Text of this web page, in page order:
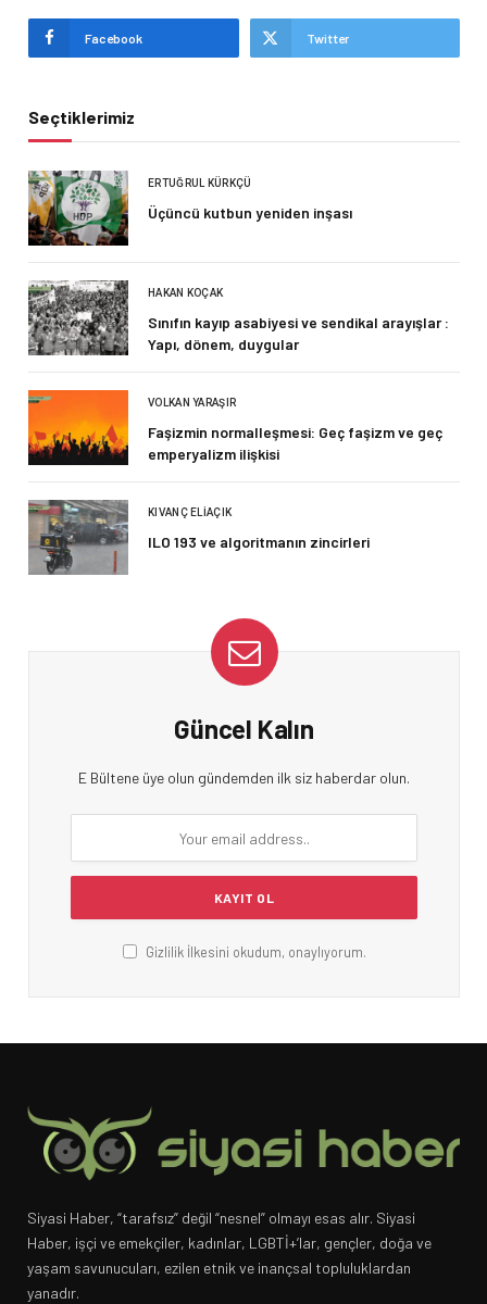
Facebook Twitter
Seçtiklerimiz
ERTUĞRUL KÜRKÇÜ
Üçüncü kutbun yeniden inşası
HAKAN KOÇAK
Sınıfın kayıp asabiyesi ve sendikal arayışlar :
Yapı, dönem, duygular
VOLKAN YARAŞIR
Faşizmin normalleşmesi: Geç faşizm ve geç
emperyalizm ilişkisi
KIVANÇ ELIAÇIK
ILO 193 ve algoritmanın zincirleri
Güncel Kalın
E Bültene üye olun gündemden ilk siz haberdar olun.
Gizlilik İlkesini okudum, onaylıyorum.
Siyasi Haber, “tarafsız” değil “nesnel” olmayı esas alır. Siyasi
Haber, işçi ve emekçiler, kadınlar, LGBTİ+’lar, gençler, doğa ve
yaşam savunucuları, ezilen etnik ve inançsal topluluklardan
yanadır.